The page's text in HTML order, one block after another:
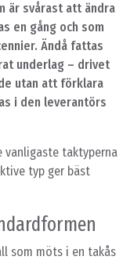
är svårast att ändra
en gång och som
Ändå fattas
underlag – drivet
utan att förklara
i den leverantörs
vanligaste taktyperna
typ ger bäst
som möts i en takås